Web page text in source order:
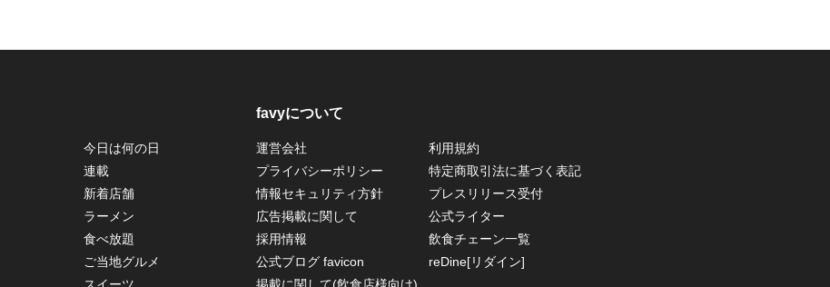
今日は何の日
連載
新着店舗
ラーメン
食べ放題
ご当地グルメ
スイーツ
favyについて
運営会社
利用規約
プライバシーポリシー
特定商取引法に基づく表記
情報セキュリティ方針
プレスリリース受付
広告掲載に関して
公式ライター
採用情報
飲食チェーン一覧
公式ブログ favicon
reDine[リダイン]
掲載に関して(飲食店様向け)